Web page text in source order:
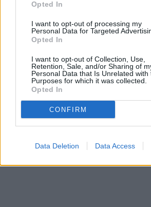
Opted In
I want to opt-out of processing my
Personal Data for Targeted
Opted In
I want to opt-out of Collection, Use,
Retention, Sale, and/or Sharing of
Personal Data that Is Unrelated with
Purposes for which it was collected.
Opted In
CONFIRM
Data Deletion Data Access